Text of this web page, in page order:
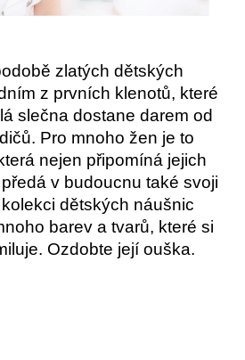
zlatých dětských
z prvních klenotů, které
slečna dostane darem od
Pro mnoho žen je to
nejen připomíná jejich
v budoucnu také svoji
dětských náušnic
barev a tvarů, které si
Ozdobte její ouška.